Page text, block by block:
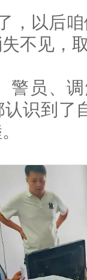
，以后
不见，
警员、
识到了